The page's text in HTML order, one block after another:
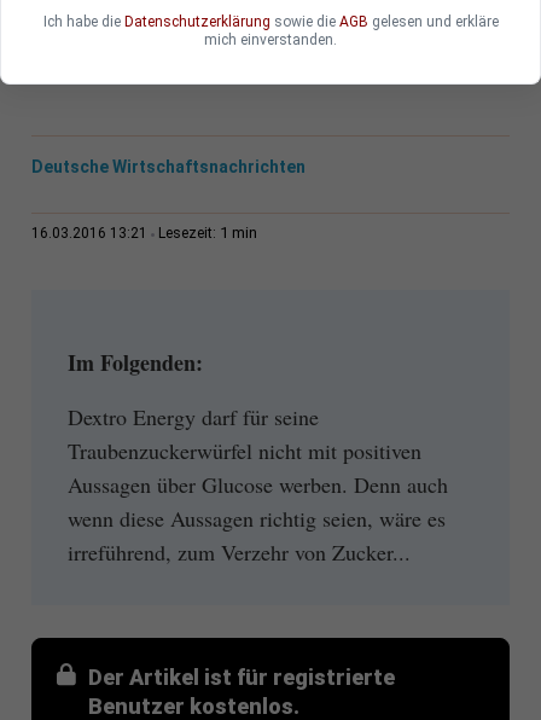
spiele es keine Rolle, ob die konkrete Aussage in
Deutsche Wirtschaftsnachrichten
16.03.2016 13:21 Lesezeit: 1 min
Im Folgenden:
Dextro Energy darf für seine
Traubenzuckerwürfel nicht mit positiven
Aussagen über Glucose werben. Denn auch
wenn diese Aussagen richtig seien, wäre es
irreführend, zum Verzehr von Zucker...
Der Artikel ist für registrierte
Benutzer kostenlos.
Ich habe die Datenschutzerklärung sowie die AGB gelesen und erkläre
mich einverstanden.